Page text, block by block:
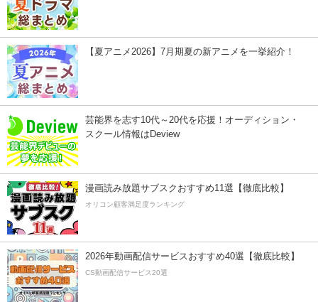
【夏アニメ2026】7月期夏の新アニメを一挙紹介！
芸能界を志す10代～20代を応援！オーディション・
スクール情報はDeview
漫画読み放題サブスクおすすめ11選【徹底比較】
オリコン顧客満足度ランキング
2026年動画配信サービスおすすめ40選【徹底比較】
CS動画配信サービス20選